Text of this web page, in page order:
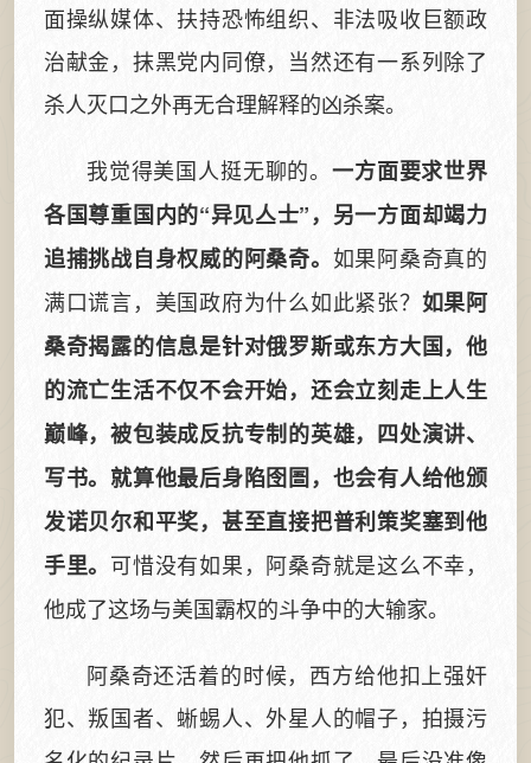
面操纵媒体、扶持恐怖组织、非法吸收巨额政
治献金，抹黑党内同僚，当然还有一系列除了
杀人灭口之外再无合理解释的凶杀案。
我觉得美国人挺无聊的。一方面要求世界
各国尊重国内的“异见亼士”，另一方面却竭力
追捕挑战自身权威的阿桑奇。 如果阿桑奇真的
满口谎言，美国政府为什么如此紧张？ 如果阿
桑奇揭露的信息是针对俄罗斯或东方大国，他
的流亡生活不仅不会开始，还会立刻走上人生
巅峰，被包装成反抗专制的英雄，四处演讲、
写书。就算他最后身陷囹圄，也会有人给他颁
发诺贝尔和平奖，甚至直接把普利策奖塞到他
手里。 可惜没有如果，阿桑奇就是这么不幸，
他成了这场与美国霸权的斗争中的大输家。
阿桑奇还活着的时候，西方给他扣上强奸
犯、叛国者、蜥蜴人、外星人的帽子，拍摄污